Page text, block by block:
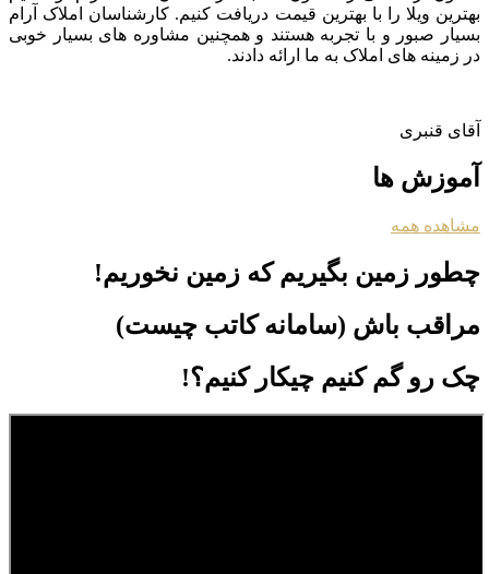
بهترین ویلا را با بهترین قیمت دریافت کنیم. کارشناسان املاک آرام
بسیار صبور و با تجربه هستند و همچنین مشاوره های بسیار خوبی
در زمینه های املاک به ما ارائه دادند.
آقای قنبری
آموزش ها
مشاهده همه
چطور زمین بگیریم که زمین نخوریم!
مراقب باش (سامانه کاتب چیست)
چک رو گم کنیم چیکار کنیم؟!